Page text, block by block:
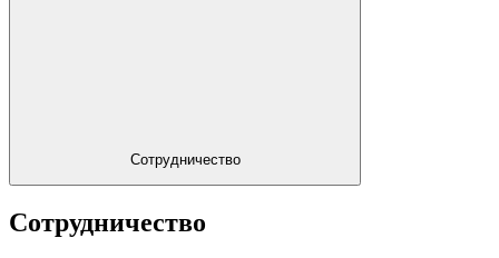
Сотрудничество
Сотрудничество